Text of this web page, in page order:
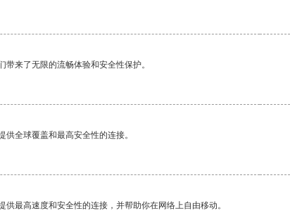
来了无限的流畅体验和安全性保护。
全球覆盖和最高安全性的连接。
最高速度和安全性的连接，并帮助你在网络上自由移动。